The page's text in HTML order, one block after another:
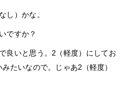
し）かな。
ですか？
良いと思う。2（軽度）にしてお
たいなので。じゃあ2（軽度）